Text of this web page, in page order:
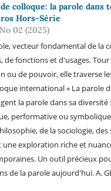
colloque: la parole dans
Hors-Série
02 (2025)
vecteur fondamental de la
de fonctions et d'usages.
ou de pouvoir, elle traverse
international « La parole
la parole dans sa
performative ou
de la sociologie,
exploration riche et
Un outil précieux
de la parole aujourd'hui. A.